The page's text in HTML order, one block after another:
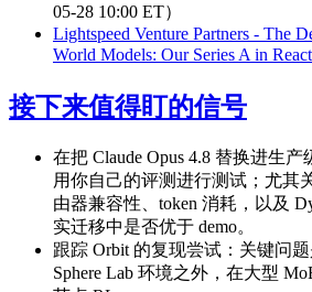
05-28 10:00 ET）
Lightspeed Venture Partners - The
World Models: Our Series A in
接下来值得盯的信号
在把 Claude Opus 4.8 替换进生
用你自己的评测进行测试；尤其
由器兼容性、token 消耗，以及
实迁移中是否优于 demo。
跟踪 Orbit 的复现尝试：关键问
Sphere Lab 环境之外，在大型